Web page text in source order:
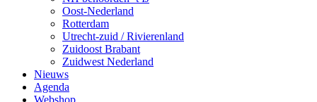
Oost-Nederland
Rotterdam
Utrecht-zuid / Rivierenland
Zuidoost Brabant
Zuidwest Nederland
Nieuws
Agenda
Webshop